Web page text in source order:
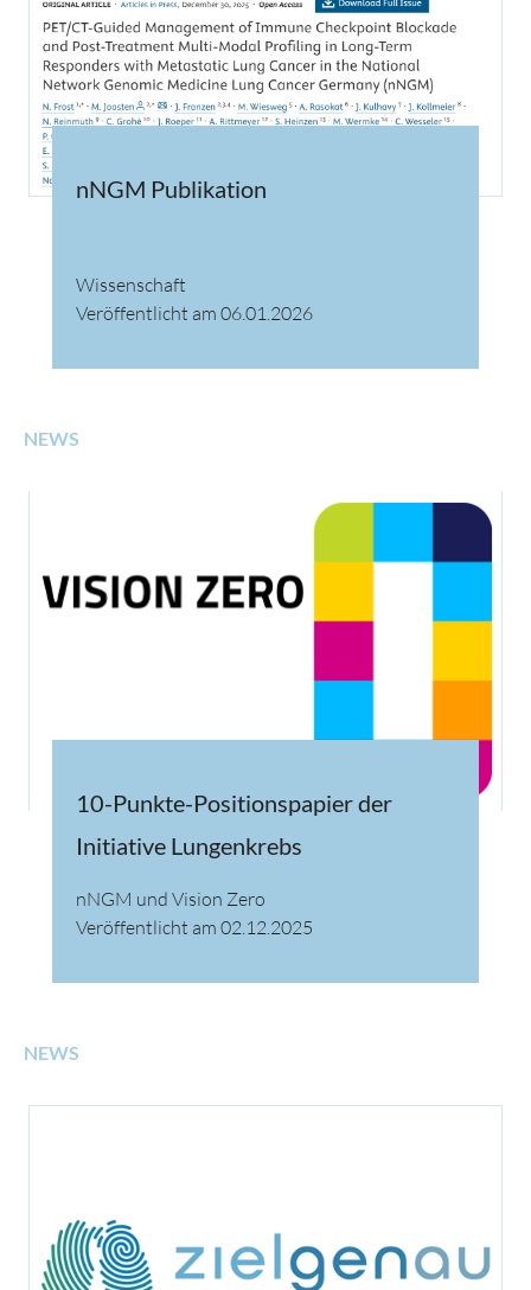
nNGM Publikation
Wissenschaft
Veröffentlicht am 06.01.2026
NEWS
10-Punkte-Positionspapier der
Initiative Lungenkrebs
nNGM und Vision Zero
Veröffentlicht am 02.12.2025
NEWS